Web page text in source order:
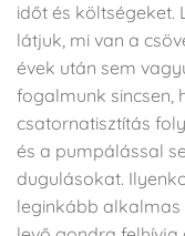
időt és költségeket.
látjuk, mi van a
évek után sem
fogalmunk sincsen,
csatornatisztítás
és a pumpálással
dugulásokat.
leginkább alkalmas